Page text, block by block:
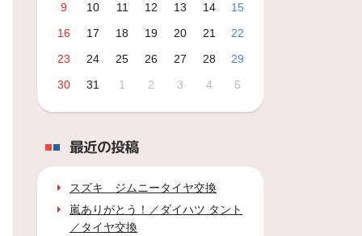
9
10 11 12 13 14
15
16
17 18 19 20 21
22
23
24 25 26 27 28
29
30
31 1 2 3 4 5
最近の投稿
スズキ ジムニータイヤ交換
嵐ありがとう！／ダイハツ タント
／タイヤ交換